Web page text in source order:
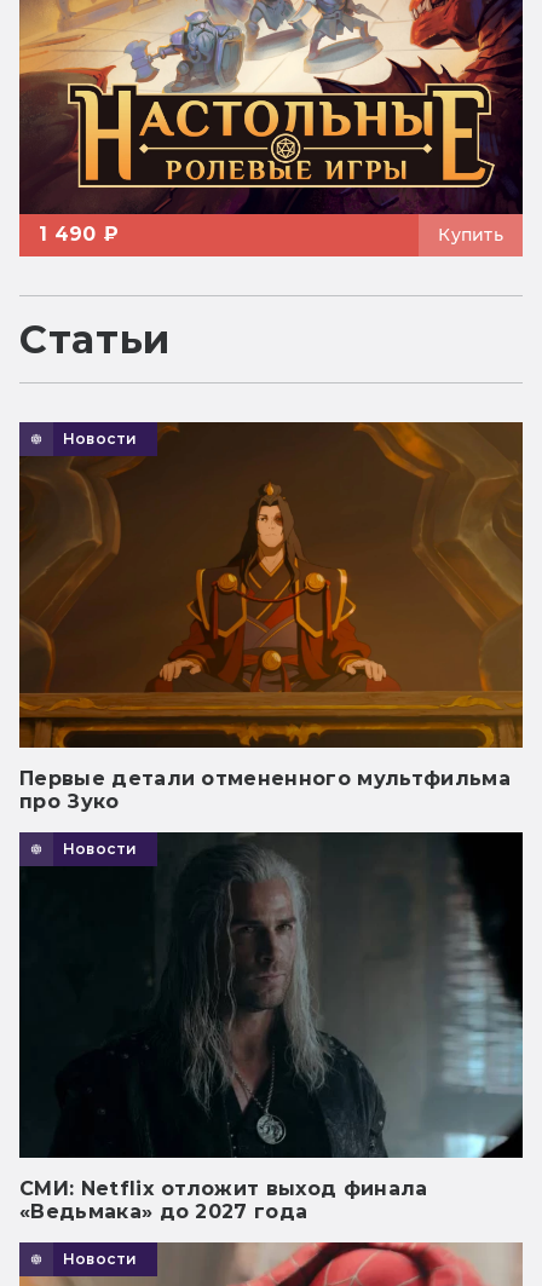
1 490 ₽ Купить
Статьи
Новости
Первые детали отмененного мультфильма
про Зуко
Новости
СМИ: Netflix отложит выход финала
«Ведьмака» до 2027 года
Новости